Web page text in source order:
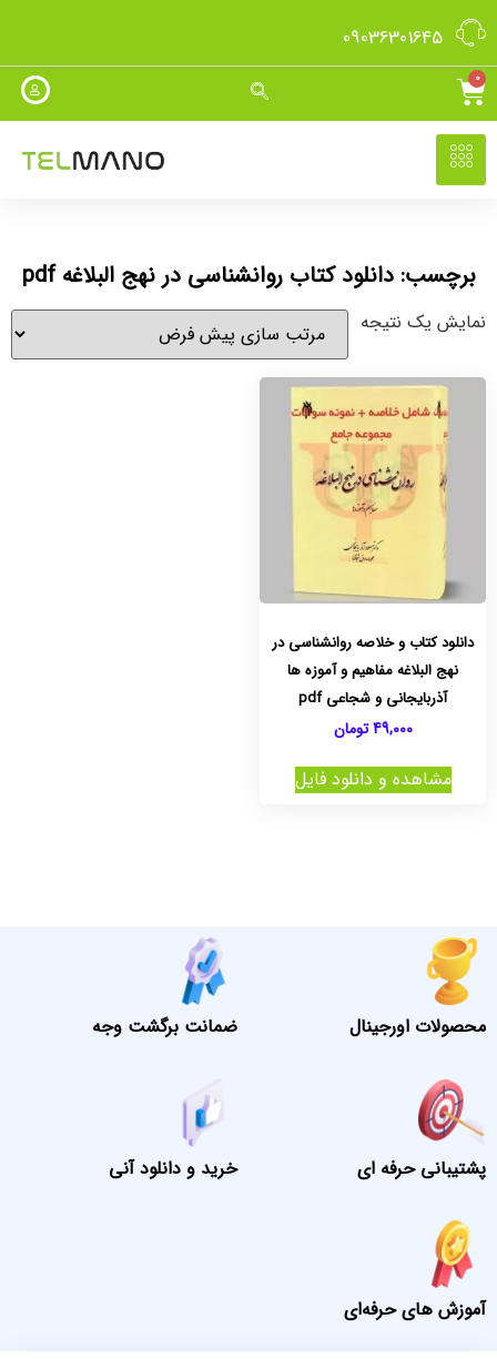
09036301645
0
برچسب: دانلود کتاب روانشناسی در نهج البلاغه pdf
نمایش یک نتیجه
دانلود کتاب و خلاصه روانشناسی در
نهج البلاغه مفاهیم و آموزه ها
آذربایجانی و شجاعی pdf
49,000 تومان
مشاهده و دانلود فایل
محصولات اورجینال ضمانت برگشت وجه
پشتیبانی حرفه ای خرید و دانلود آنی
آموزش های حرفه‌ای